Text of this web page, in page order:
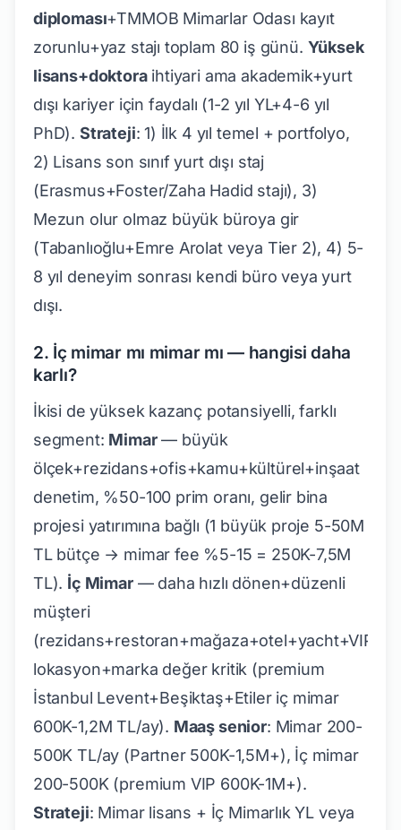
diploması+TMMOB Mimarlar Odası kayıt
zorunlu+yaz stajı toplam 80 iş günü. Yüksek
lisans+doktoraihtiyari ama akademik+yurt
dışı kariyer için faydalı (1-2 yıl YL+4-6 yıl
PhD). Strateji: 1) İlk 4 yıl temel + portfolyo,
2) Lisans son sınıf yurt dışı staj
(Erasmus+Foster/Zaha Hadid stajı), 3)
Mezun olur olmaz büyük büroya gir
(Tabanlıoğlu+Emre Arolat veya Tier 2), 4) 5-
8 yıl deneyim sonrası kendi büro veya yurt
dışı.
2. İç mimar mı mimar mı — hangisi daha
karlı?
İkisi de yüksek kazanç potansiyelli, farklı
segment: Mimar— büyük
ölçek+rezidans+ofis+kamu+kültürel+inşaat
denetim, %50-100 prim oranı, gelir bina
projesi yatırımına bağlı (1 büyük proje 5-50M
TL bütçe → mimar fee %5-15 = 250K-7,5M
TL). İç Mimar— daha hızlı dönen+düzenli
müşteri
(rezidans+restoran+mağaza+otel+yacht+VIP),
lokasyon+marka değer kritik (premium
İstanbul Levent+Beşiktaş+Etiler iç mimar
600K-1,2M TL/ay). Maaş senior: Mimar 200-
500K TL/ay (Partner 500K-1,5M+), İç mimar
200-500K (premium VIP 600K-1M+).
Strateji: Mimar lisans + İç Mimarlık YL veya